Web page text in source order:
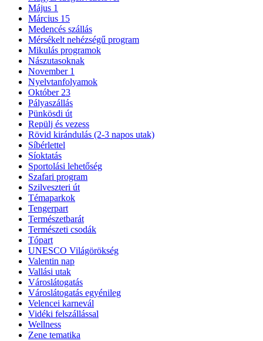
Május 1
Március 15
Medencés szállás
Mérsékelt nehézségű program
Mikulás programok
Nászutasoknak
November 1
Nyelvtanfolyamok
Október 23
Pályaszállás
Pünkösdi út
Repülj és vezess
Rövid kirándulás (2-3 napos utak)
Síbérlettel
Síoktatás
Sportolási lehetőség
Szafari program
Szilveszteri út
Témaparkok
Tengerpart
Természetbarát
Természeti csodák
Tópart
UNESCO Világörökség
Valentin nap
Vallási utak
Városlátogatás
Városlátogatás egyénileg
Velencei karnevál
Vidéki felszállással
Wellness
Zene tematika